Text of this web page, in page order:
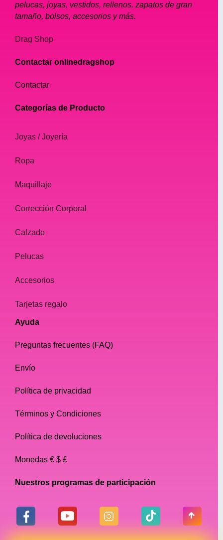
pelucas, joyas, vestidos, rellenos, zapatos de gran
tamaño, bolsos, accesorios y más.
Drag Shop
Contactar onlinedragshop
Contactar
Categorías de Producto
Joyas / Joyería
Ropa
Maquillaje
Corrección Corporal
Calzado
Pelucas
Accesorios
Tarjetas regalo
Ayuda
Preguntas frecuentes (FAQ)
Envío
Política de privacidad
Términos y Condiciones
Política de devoluciones
Monedas € $ £
Nuestros programas de participación